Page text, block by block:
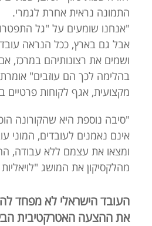
התמונה נראית אחרת לגמרי.
"אנחנו שומעים על "גל
אבל גם בארץ, ככל הנראה
ושמים את רצונותיהם במרכז,
בהלימה לכך הם עוזבים"
מקצועית, אגף לקוחות פרטיים בAllJobs.
"סיבה נוספת היא שהקורונה
אינם נאמנים לעובדים, המוני
ומצאו את עצמם ללא עבודה,
מהלקסיקון את המושג
העובד הישראלי לא מפחד
את ההצעה האטרקטיבית